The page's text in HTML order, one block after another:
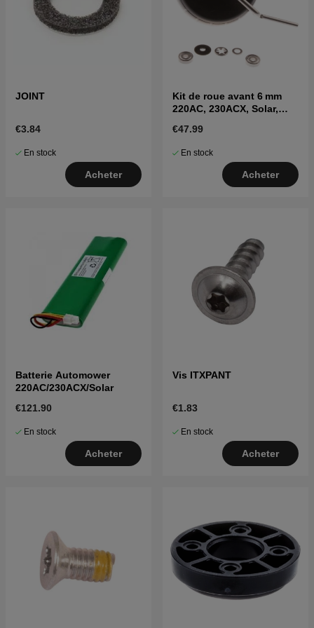
JOINT
€3.84
En stock
Acheter
Kit de roue avant 6 mm
220AC, 230ACX, Solar,
€47.99
En stock
Acheter
Batterie Automower
220AC/230ACX/Solar
€121.90
En stock
Acheter
Vis ITXPANT
€1.83
En stock
Acheter